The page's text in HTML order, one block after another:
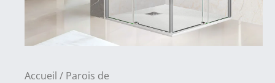
Accueil / Parois de